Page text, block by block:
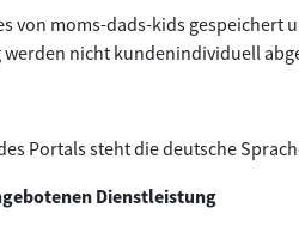
von moms-dads-kids gespeichert
nicht kundenindividuell
Portals steht die deutsche
Dienstleistung